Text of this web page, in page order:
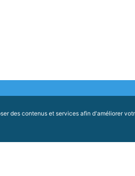
Conseil
Régional
des contenus et services afin d'améliorer